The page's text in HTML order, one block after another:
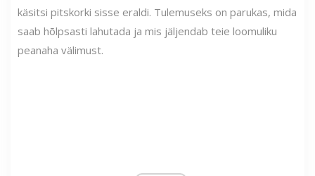
käsitsi pitskorki sisse eraldi. Tulemuseks on parukas, mida
saab hõlpsasti lahutada ja mis jäljendab teie loomuliku
peanaha välimust.